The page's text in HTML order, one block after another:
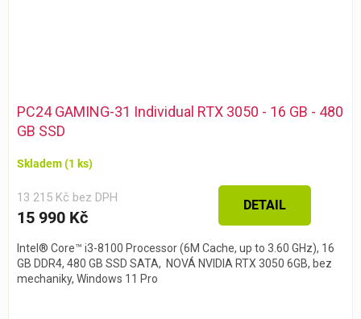
PC24 GAMING-31 Individual RTX 3050 - 16 GB - 480
GB SSD
Skladem(1 ks)
13 215 Kč bez DPH
15 990 Kč
DETAIL
Intel® Core™ i3-8100 Processor (6M Cache, up to 3.60 GHz), 16
GB DDR4, 480 GB SSD SATA, NOVÁ NVIDIA RTX 3050 6GB, bez
mechaniky, Windows 11 Pro